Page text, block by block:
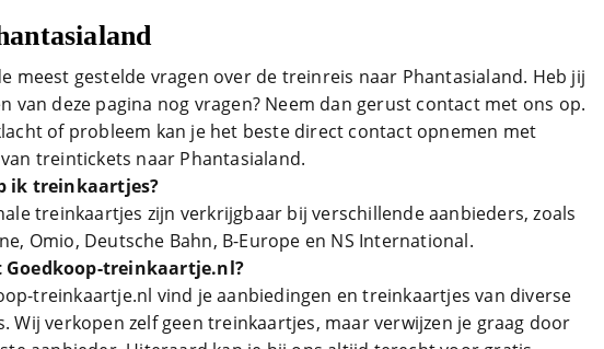
meest gestelde vragen over de treinreis naar Phantasialand. Heb jij
van deze pagina nog vragen? Neem dan gerust contact met ons op.
of probleem kan je het beste direct contact opnemen met
treintickets naar Phantasialand.
ik treinkaartjes?
treinkaartjes zijn verkrijgbaar bij verschillende aanbieders, zoals
Omio, Deutsche Bahn, B-Europe en NS International.
Goedkoop-treinkaartje.nl?
treinkaartje.nl vind je aanbiedingen en treinkaartjes van diverse
Wij verkopen zelf geen treinkaartjes, maar verwijzen je graag door